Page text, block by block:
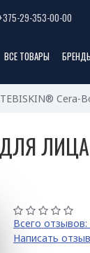
29-353-00-00
ВСЕ ТОВАРЫ
Cera-
ЛИЦА
Всего отзывов:
Написать отзыв